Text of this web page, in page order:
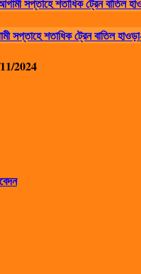
সপ্তাহে শতাধিক ট্রেন বাতিল হাওড়া-
2024